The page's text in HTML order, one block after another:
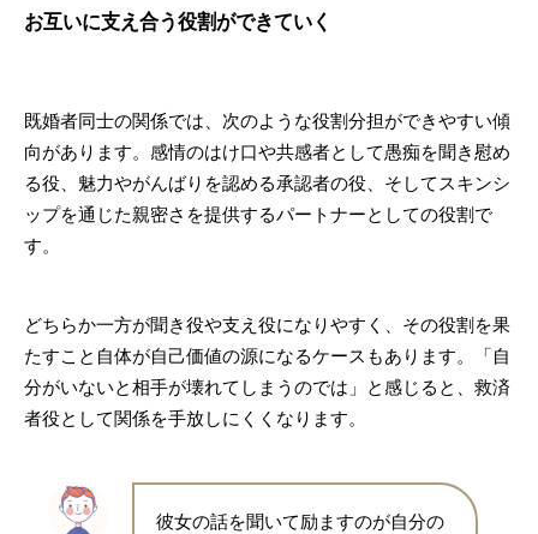
お互いに支え合う役割ができていく
既婚者同士の関係では、次のような役割分担ができやすい傾
向があります。感情のはけ口や共感者として愚痴を聞き慰め
る役、魅力やがんばりを認める承認者の役、そしてスキンシ
ップを通じた親密さを提供するパートナーとしての役割で
す。
どちらか一方が聞き役や支え役になりやすく、その役割を果
たすこと自体が自己価値の源になるケースもあります。「自
分がいないと相手が壊れてしまうのでは」と感じると、救済
者役として関係を手放しにくくなります。
彼女の話を聞いて励ますのが自分の